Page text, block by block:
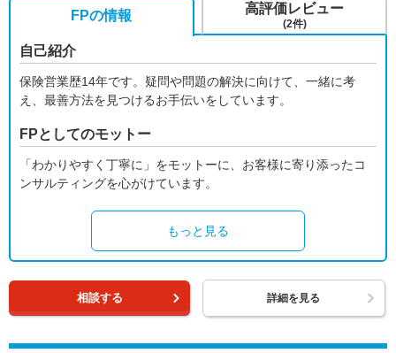
FPの情報
自己紹介
保険営業歴14年です。疑問や問題の解決に向けて、一緒に考
え、最善方法を見つけるお手伝いをしています。
FPとしてのモットー
「わかりやすく丁寧に」をモットーに、お客様に寄り添ったコ
ンサルティングを心がけています。
もっと見る
高評価レビュー
(2件)
相談する 詳細を見る